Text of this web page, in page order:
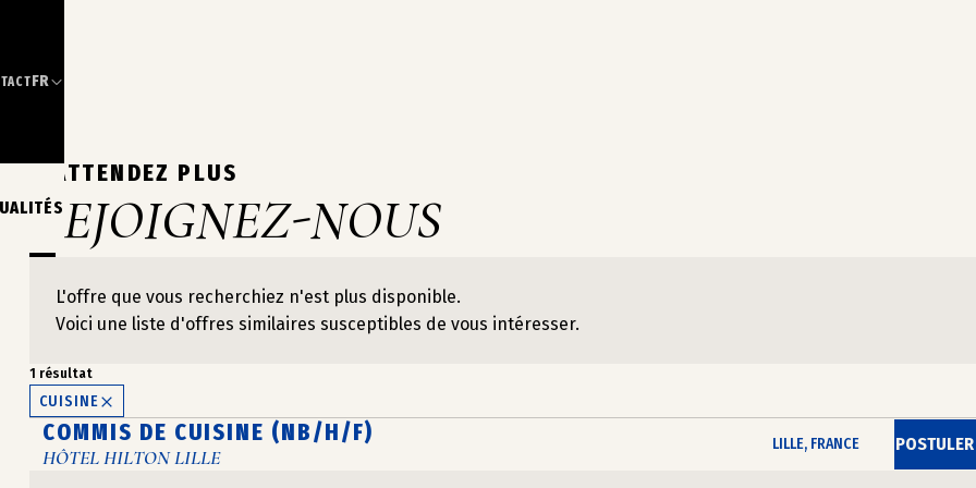
FR
N’ATTENDEZ PLUS
REJOIGNEZ-NOUS
L'offre que vous recherchiez n'est plus disponible.
Voici une liste d'offres similaires susceptibles de vous intéresser.
1 résultat
CUISINE
COMMIS DE CUISINE (NB/H/F)
HÔTEL HILTON LILLE
LILLE, FRANCE POSTULER